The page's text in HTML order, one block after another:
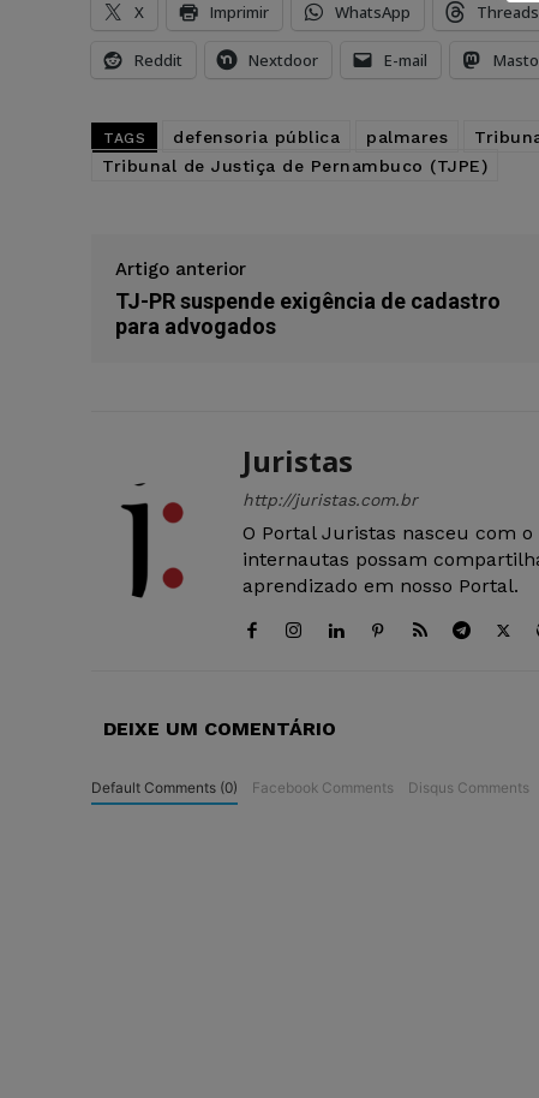
X Imprimir WhatsApp Threads
Reddit Nextdoor E-mail
TAGS defensoria pública palmares
Tribunal de Justiça de Pernambuco (TJPE)
Artigo anterior
TJ-PR suspende exigência de cadastro
para advogados
Juristas
http://juristas.com.br
O Portal Juristas nasceu com
internautas possam
aprendizado em nosso Portal.
DEIXE UM COMENTÁRIO
Default Comments (0) Facebook Comments Disqus Comments